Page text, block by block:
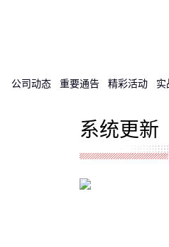
公司动态 重要通告 精彩活动 实
系统更新